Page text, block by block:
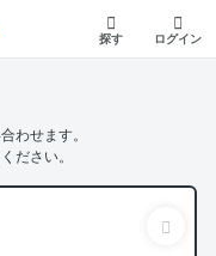
探す ログイン
わせます。
ださい。